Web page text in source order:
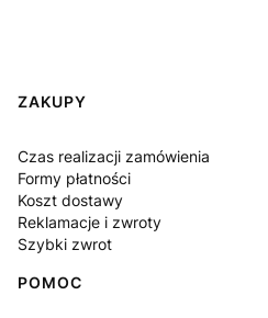
Linki w stopce
ZAKUPY
Czas realizacji zamówienia
Formy płatności
Koszt dostawy
Reklamacje i zwroty
Szybki zwrot
POMOC